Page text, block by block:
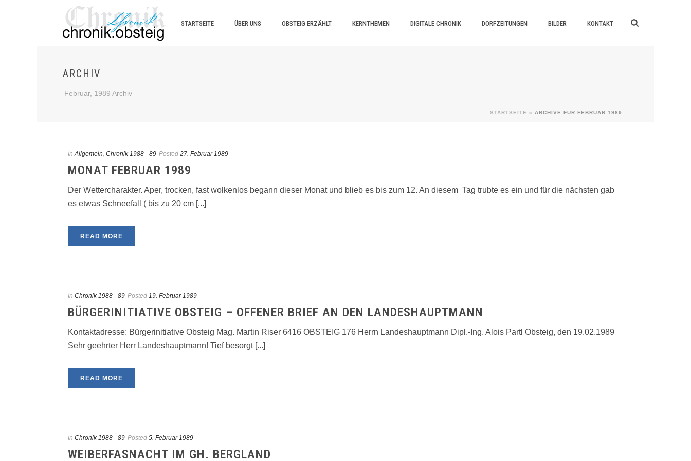
STARTSEITE ÜBER UNS OBSTEIG ERZÄHLT KERNTHEMEN DIGITALE CHRONIK DORFZEITUNGEN BILDER KONTAKT
ARCHIV
Februar, 1989 Archiv
STARTSEITE » ARCHIVE FÜR FEBRUAR 1989
In Allgemein, Chronik 1988 - 89 Posted 27. Februar 1989
MONAT FEBRUAR 1989
Der Wettercharakter. Aper, trocken, fast wolkenlos begann dieser Monat und blieb es bis zum 12. An diesem Tag trubte es ein und für die nächsten gab
es etwas Schneefall ( bis zu 20 cm [...]
READ MORE
In Chronik 1988 - 89 Posted 19. Februar 1989
BÜRGERINITIATIVE OBSTEIG – OFFENER BRIEF AN DEN LANDESHAUPTMANN
Kontaktadresse: Bürgerinitiative Obsteig Mag. Martin Riser 6416 OBSTEIG 176 Herrn Landeshauptmann Dipl.-Ing. Alois Partl Obsteig, den 19.02.1989
Sehr geehrter Herr Landeshauptmann! Tief besorgt [...]
READ MORE
In Chronik 1988 - 89 Posted 5. Februar 1989
WEIBERFASNACHT IM GH. BERGLAND